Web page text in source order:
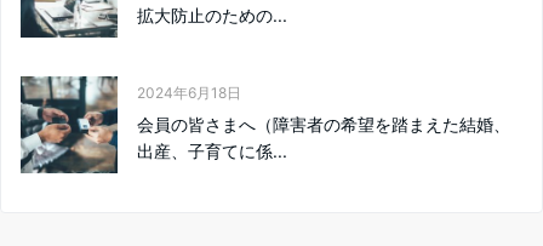
拡大防止のための...
2024年6月18日
会員の皆さまへ（障害者の希望を踏まえた結婚、
出産、子育てに係...